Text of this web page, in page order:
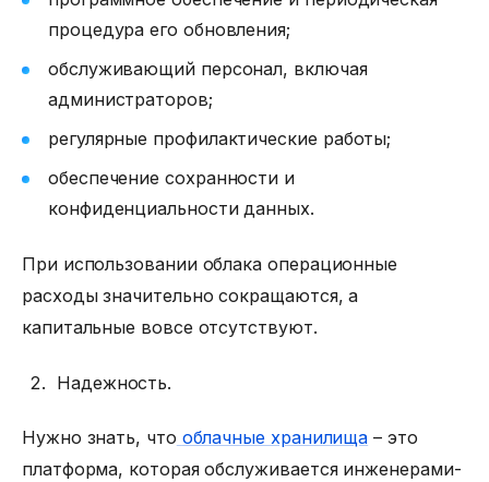
процедура его обновления;
обслуживающий персонал, включая
администраторов;
регулярные профилактические работы;
обеспечение сохранности и
конфиденциальности данных.
При использовании облака операционные
расходы значительно сокращаются, а
капитальные вовсе отсутствуют.
Надежность.
Нужно знать, что облачные хранилища – это
платформа, которая обслуживается инженерами-